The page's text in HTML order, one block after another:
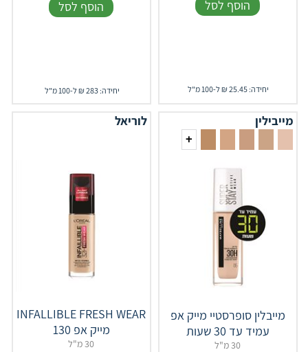
הוסף לסל
יחידה: 25.45 ₪ ל-100 מ"ל
הוסף לסל
יחידה: 283 ₪ ל-100 מ"ל
מייבילין
+
מייבלין סופרסטיי מייק אפ
עמיד עד 30 שעות
30 מ"ל
לוריאל
INFALLIBLE FRESH WEAR
מייק אפ 130
30 מ"ל